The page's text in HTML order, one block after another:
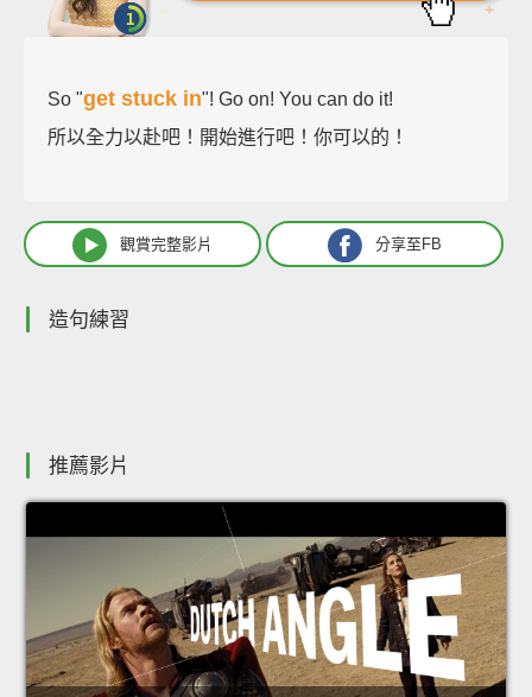
So "get stuck in"! Go on! You can do it!
所以全力以赴吧！開始進行吧！你可以的！
觀賞完整影片 分享至FB
造句練習
推薦影片